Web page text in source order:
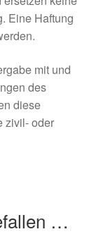
Eine Haftung
mit und
des
diese
zivil- oder
…